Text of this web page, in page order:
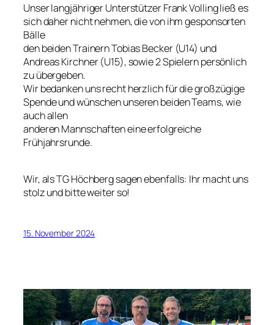
Unser langjähriger Unterstützer Frank Volling ließ es
sich daher nicht nehmen, die von ihm gesponsorten
Bälle
den beiden Trainern Tobias Becker (U14) und
Andreas Kirchner (U15), sowie 2 Spielern persönlich
zu übergeben.
Wir bedanken uns recht herzlich für die großzügige
Spende und wünschen unseren beiden Teams, wie
auch allen
anderen Mannschaften eine erfolgreiche
Frühjahrsrunde.
Wir, als TG Höchberg sagen ebenfalls: Ihr macht uns
stolz und bitte weiter so!
15. November 2024